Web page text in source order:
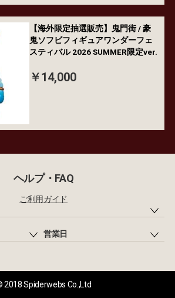
【海外限定抽選販売】鬼門街 / 豪
鬼ソフビフィギュアワンダーフェ
スティバル 2026 SUMMER限定ver.
￥14,000
ヘルプ・FAQ
ご利用ガイド
営業日
2018 Spiderwebs Co.,Ltd